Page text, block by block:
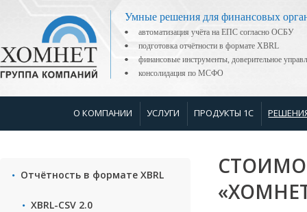
Умные решения для финансовых
автоматизация учёта на ЕПС согласно ОСБУ
подготовка отчётности в формате XBRL
финансовые инструменты, доверительное
консолидация по МСФО
О КОМПАНИИ УСЛУГИ ПРОДУКТЫ 1С
Отчётность в формате XBRL
XBRL-CSV 2.0